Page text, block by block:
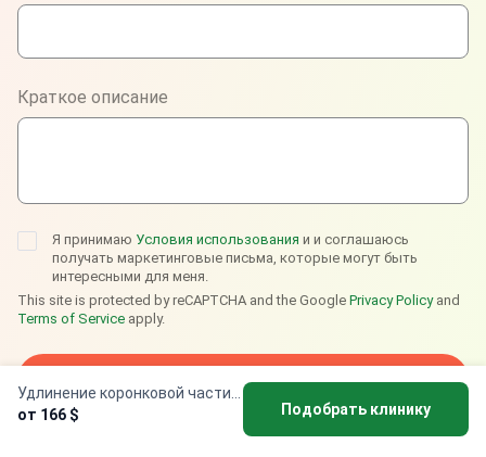
от 166 $
Подобрать клинику
WhatsApp
Viber
Telegram
Краткое описание
Я принимаю Условия использования и и соглашаюсь
получать маркетинговые письма, которые могут быть
интересными для меня.
This site is protected by reCAPTCHA and the Google Privacy Policyand
Terms of Service apply.
Отправить запрос